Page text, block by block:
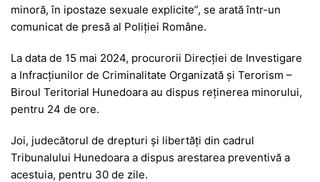
minoră, în ipostaze sexuale explicite”, se arată într-un
comunicat de presă al Poliției Române.
La data de 15 mai 2024, procurorii Direcției de Investigare
a Infracțiunilor de Criminalitate Organizată și Terorism –
Biroul Teritorial Hunedoara au dispus reținerea minorului,
pentru 24 de ore.
Joi, judecătorul de drepturi şi libertăţi din cadrul
Tribunalului Hunedoara a dispus arestarea preventivă a
acestuia, pentru 30 de zile.